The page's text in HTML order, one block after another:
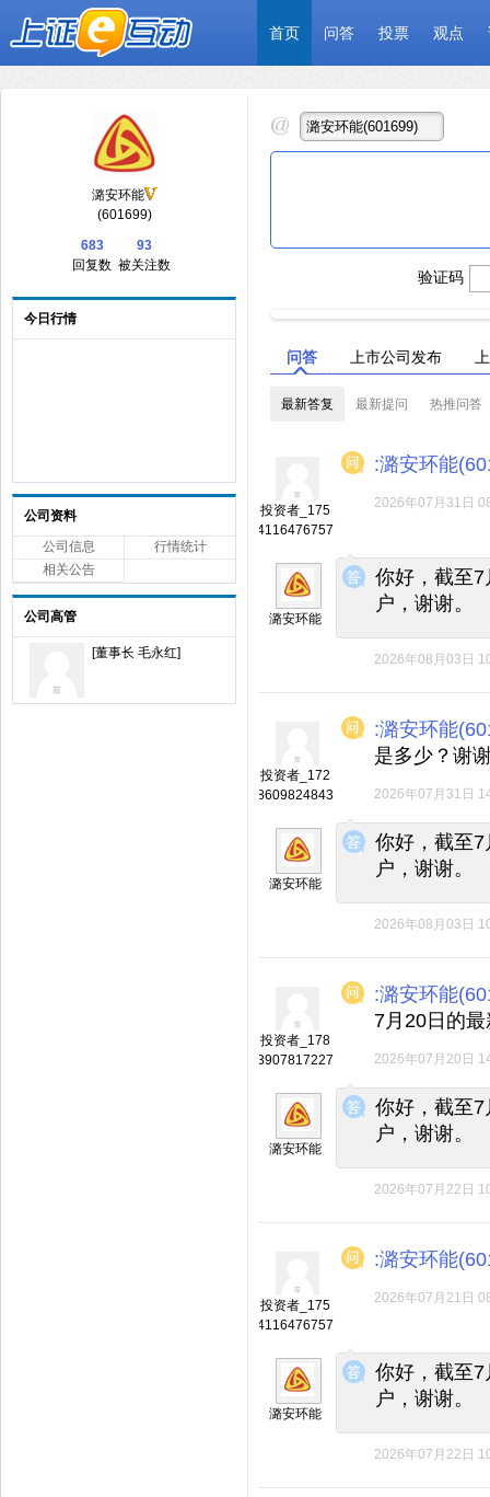
首页 问答 投票 观点
潞安环能
(601699)
683
回复数
93
被关注数
今日行情
公司资料
公司信息
行情统计
相关公告
公司高管
[董事长 毛永红]
验证码
问答 上市公司发布
最新答复 最新提问 热推问答
投资者_175
4116476757
:潞安环能
2026年07月31日
◆
◆
潞安环能
你好，截至
户，谢谢。
2026年08月03日
投资者_172
8609824843
:潞安环能
是多少？谢
2026年07月31日
◆
◆
潞安环能
你好，截至
户，谢谢。
2026年08月03日
投资者_178
3907817227
:潞安环能
7月20日的
2026年07月20日
◆
◆
潞安环能
你好，截至
户，谢谢。
2026年07月22日
投资者_175
4116476757
:潞安环能
2026年07月21日
◆
◆
潞安环能
你好，截至
户，谢谢。
2026年07月22日